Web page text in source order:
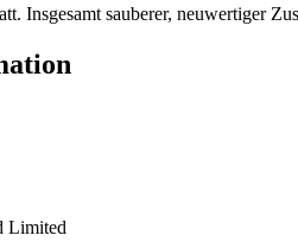
Insgesamt sauberer, neuwertiger
Limited